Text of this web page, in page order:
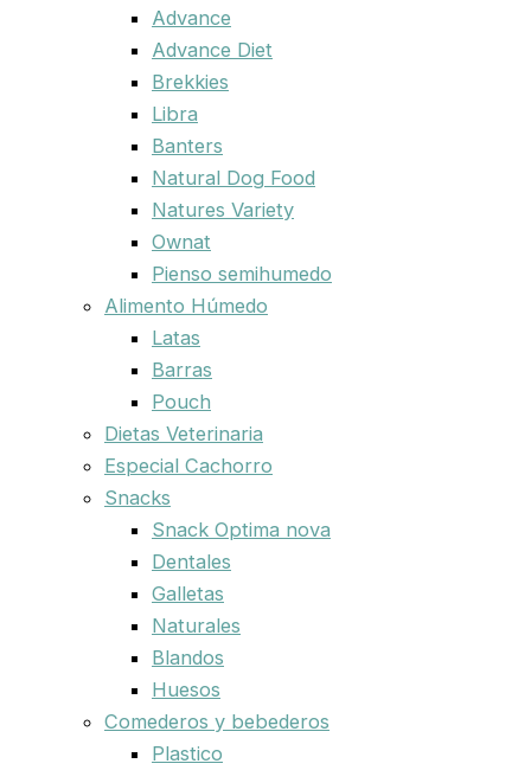
Advance
Advance Diet
Brekkies
Libra
Banters
Natural Dog Food
Natures Variety
Ownat
Pienso semihumedo
Alimento Húmedo
Latas
Barras
Pouch
Dietas Veterinaria
Especial Cachorro
Snacks
Snack Optima nova
Dentales
Galletas
Naturales
Blandos
Huesos
Comederos y bebederos
Plastico